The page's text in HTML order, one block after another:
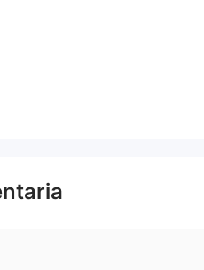
proporcionada indica que
una alerta de riesgo de WikiFX.
operar en más de